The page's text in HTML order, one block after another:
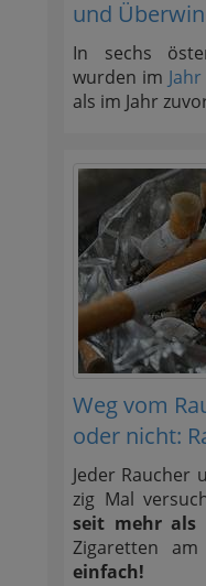
und
In sechs
wurden im
als im Jahr
Weg vom
oder nicht:
Jeder Raucher
zig Mal
seit mehr als
Zigaretten
einfach!